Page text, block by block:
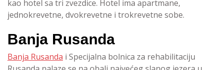
kao hotel sa tri zvezdice. Hotel ima apartmane,
jednokrevetne, dvokrevetne i trokrevetne sobe.
Banja Rusanda
Banja Rusanda i Specijalna bolnica za rehabilitaciju